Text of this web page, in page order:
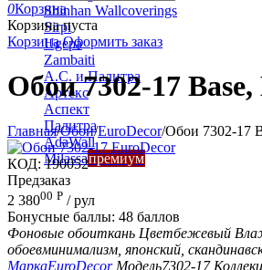
Shinhan Wallcoverings
Sirpi
Ugepa
Zambaiti
А.С. и Палитра
Артекс
Аспект
Палитра
AdaWall
Milassaпремиум
0Корзина
Корзина пуста
Корзина Оформить заказ
Обои 7302-17
Главная/Обои/EuroDecor/Обои 7302-17
КОД: 190052
Предзаказ
2 38000 Р / рул
Бонусные баллы: 48 баллов
Фоновые обоиткань Цветбежевый
обоевминимализм, японский,
МаркаEuroDecor Модель7302-17